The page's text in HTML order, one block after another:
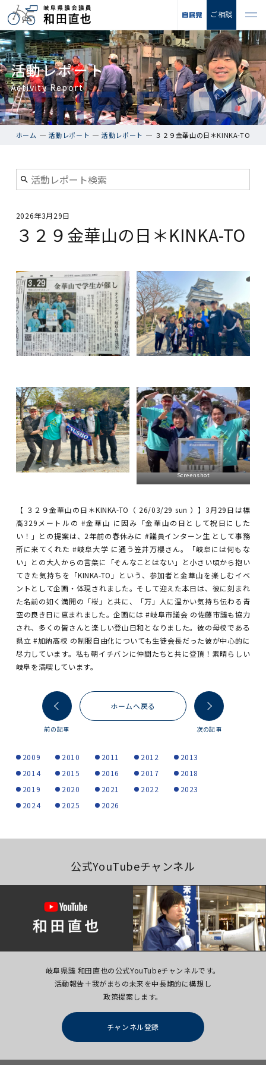
ご相談
活動レポート
Activity Report
ホーム 活動レポート 活動レポート ３２９金華山の日＊KINKA-TO
2026年3月29日
３２９金華山の日＊KINKA-TO
Screenshot
【 ３２９金華山の日＊KINKA-TO（ 26/03/29 sun ）】3月29日は標
高329メートルの #金華山 に因み「金華山の日として祝日にした
い！」との提案は、2年前の春休みに #議員インターン生 として事務
所に来てくれた #岐阜大学 に通う笠井万櫻さん。「岐阜には何もな
い」との大人からの言葉に「そんなことはない」と小さい頃から抱い
てきた気持ちを「KINKA-TO」という、参加者と金華山を楽しむイベ
ントとして企画・体現されました。そして迎えた本日は、彼に刻まれ
た名前の如く満開の「桜」と共に、「万」人に温かい気持ち伝わる青
空の良き日に恵まれました。企画には #岐阜市議会 の佐藤市議も協力
され、多くの皆さんと楽しい登山日和となりました。彼の母校である
県立 #加納高校 の制服自由化についても生徒会長だった彼が中心的に
尽力しています。私も朝イチバンに仲間たちと共に登頂！素晴らしい
岐阜を満喫しています。
前の記事
ホームへ戻る
次の記事
2009 2010 2011 2012
2013
2014
2015 2016 2017
2018
2019
2020 2021 2022
2023
2024
2025 2026
公式YouTubeチャンネル
岐阜県議 和田直也の公式YouTubeチャンネルです。
活動報告＋我がまちの未来を中長期的に構想し
政策提案します。
チャンネル登録